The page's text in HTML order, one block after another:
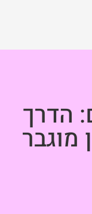
הדרך
מוגבר